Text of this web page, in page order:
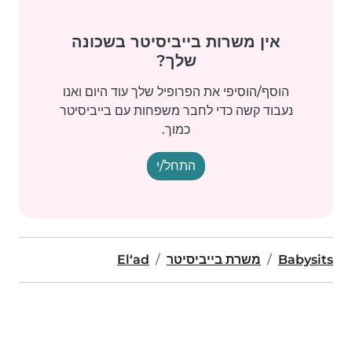
אין משרות בייביסיטר בשכונה
שלך?
הוסף/הוסיפי את הפרופיל שלך עוד היום ואנו
נעבוד קשה כדי לחבר משפחות עם בייביסיטר
כמוך.
התחל/י
Babysits משרת בייביסיטר El‘ad